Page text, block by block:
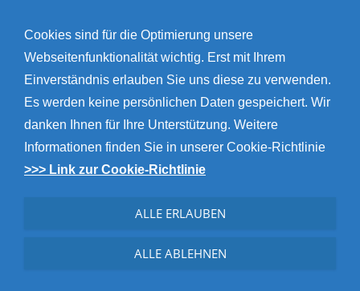
Login
DATENSCHUTZ
Aus Gründen des Datenschutzes und der
ist der Zugriff auf diese Seiten nur mit Passwort
Anmeldedaten und das Kennwort direkt an
Cookies sind für die Optimierung unsere
Webseitenfunktionalität wichtig. Erst mit Ihrem
Einverständnis erlauben Sie uns diese zu verwenden.
Es werden keine persönlichen Daten gespeichert. Wir
danken Ihnen für Ihre Unterstützung. Weitere
Informationen finden Sie in unserer Cookie-Richtlinie
>>> Link zur Cookie-Richtlinie
ALLE ERLAUBEN
ALLE ABLEHNEN